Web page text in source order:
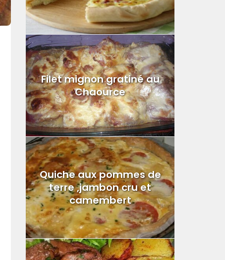
Filet mignon gratiné au
Chaource
Quiche aux pommes de
terre ,jambon cru et
camembert